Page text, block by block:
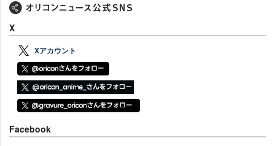
X
Xアカウント
Facebook